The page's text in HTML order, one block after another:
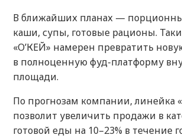
В ближайших планах —
каши, супы, готовые рационы.
«О’КЕЙ» намерен превратить
в полноценную фуд-платформу
площади.
По прогнозам компании, линейка
позволит увеличить продажи в
готовой еды на 10–23% в течение